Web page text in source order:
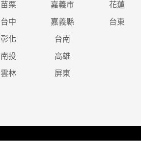
苗栗 嘉義市 花蓮
台中 嘉義縣 台東
彰化 台南
南投 高雄
雲林 屏東